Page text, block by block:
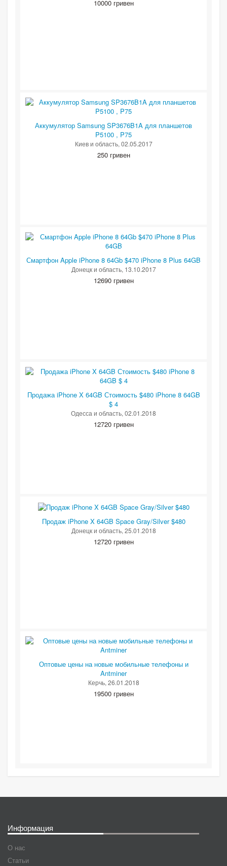
10000 гривен
Аккумулятор Samsung SP3676B1A для планшетов
P5100 , P75
Киев и область, 02.05.2017
250 гривен
Смартфон Apple iPhone 8 64Gb $470 iPhone 8 Plus 64GB
Донецк и область, 13.10.2017
12690 гривен
Продажа iPhone X 64GB Стоимость $480 iPhone 8 64GB
$ 4
Одесса и область, 02.01.2018
12720 гривен
Продаж iPhone X 64GB Space Gray/Silver $480
Донецк и область, 25.01.2018
12720 гривен
Оптовые цены на новые мобильные телефоны и
Antminer
Керчь, 26.01.2018
19500 гривен
Информация
О нас
Статьи